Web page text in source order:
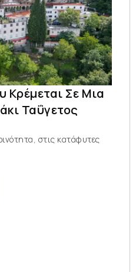
Κρέμεται Σε Μια
Ταΰγετος
στις κατάφυτες